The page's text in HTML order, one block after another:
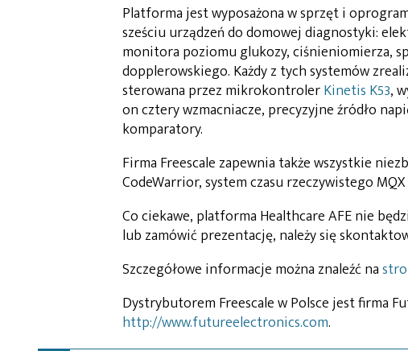
Platforma jest wyposażona w sprzęt i
sześciu urządzeń do domowej diagnostyki:
monitora poziomu glukozy, ciśnieniomierza,
dopplerowskiego. Każdy z tych systemów
sterowana przez mikrokontrolerKinetis K53,
on cztery wzmacniacze, precyzyjne źródło
komparatory.
Firma Freescale zapewnia także wszystkie
CodeWarrior, system czasu rzeczywistego MQX
Co ciekawe, platforma Healthcare AFE nie
lub zamówić prezentację, należy się
Szczegółowe informacje można znaleźć na
Dystrybutorem Freescale w Polsce jest firma
http://www.futureelectronics.com.